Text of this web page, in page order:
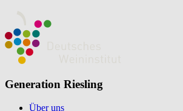
Generation Riesling
Über uns